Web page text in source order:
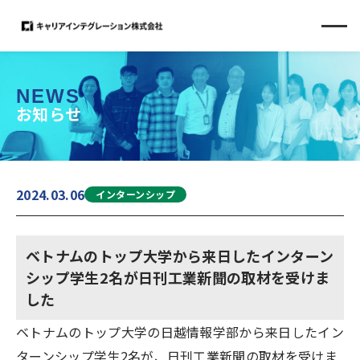
NEWS
お知らせ
2024.03.06 インターンシップ
ベトナムのトップ大学から来日したインターン
シップ学生2名が日刊工業新聞の取材を受けま
した
ベトナムのトップ大学の日越情報学部から来日したイン
ターンシップ学生2名が、日刊工業新聞の取材を受けま